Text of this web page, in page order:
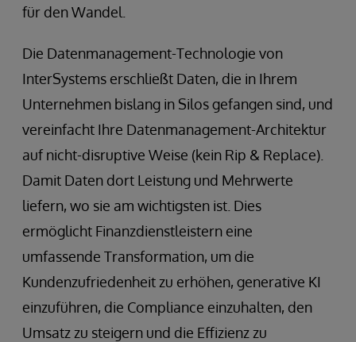
für den Wandel.
Die Datenmanagement-Technologie von
InterSystems erschließt Daten, die in Ihrem
Unternehmen bislang in Silos gefangen sind, und
vereinfacht Ihre Datenmanagement-Architektur
auf nicht-disruptive Weise (kein Rip & Replace).
Damit Daten dort Leistung und Mehrwerte
liefern, wo sie am wichtigsten ist. Dies
ermöglicht Finanzdienstleistern eine
umfassende Transformation, um die
Kundenzufriedenheit zu erhöhen, generative KI
einzuführen, die Compliance einzuhalten, den
Umsatz zu steigern und die Effizienz zu